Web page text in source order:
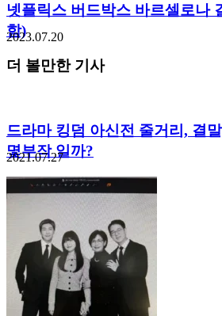
넷플릭스 버드박스 바르셀로나
함)
2023.07.20
더 볼만한 기사
드라마 킹덤 아신전 줄거리, 결
몇부작 일까?
2021.07.27